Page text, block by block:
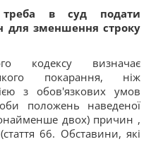
треба в суд подати
для зменшення строку
кодексу визначає
покарання, ніж
з обов'язкових умов
положень наведеної
двох) причин ,
66. Обставини, які